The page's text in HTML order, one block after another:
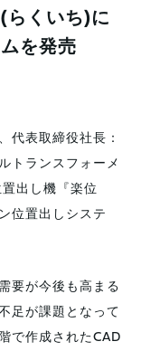
らくいち)に
を発売
代表取締役社長：
トランスフォーメ
出し機『楽位
位置出しシステ
要が今後も高まる
足が課題となって
で作成されたCAD